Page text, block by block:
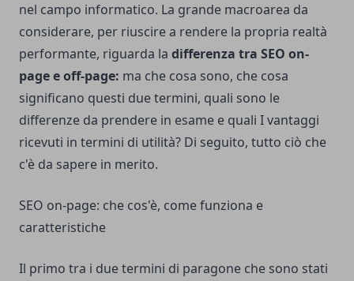
nel campo informatico. La grande macroarea da
considerare, per riuscire a rendere la propria realtà
performante, riguarda la differenza tra SEO on-
page e off-page: ma che cosa sono, che cosa
significano questi due termini, quali sono le
differenze da prendere in esame e quali I vantaggi
ricevuti in termini di utilità? Di seguito, tutto ciò che
c'è da sapere in merito.
SEO on-page: che cos'è, come funziona e
caratteristiche
Il primo tra i due termini di paragone che sono stati